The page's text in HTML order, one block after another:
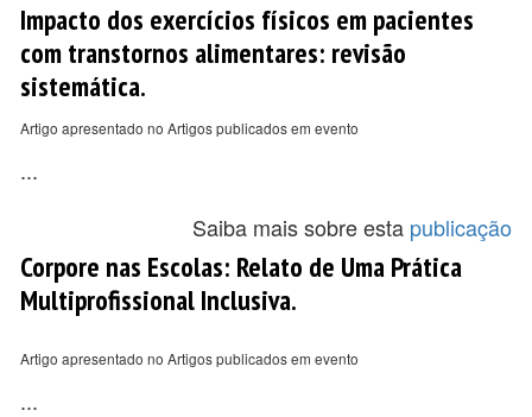
Impacto dos exercícios físicos em pacientes
com transtornos alimentares: revisão
sistemática.
Artigo apresentado no Artigos publicados em evento
...
Saiba mais sobre esta publicação
Corpore nas Escolas: Relato de Uma Prática
Multiprofissional Inclusiva.
Artigo apresentado no Artigos publicados em evento
...